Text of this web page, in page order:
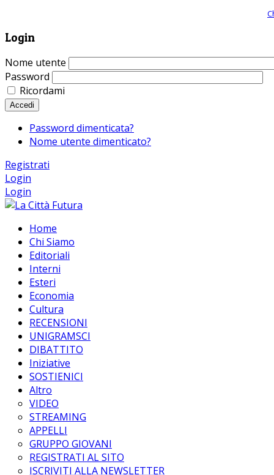
Login
Nome utente
Password
Ricordami
Accedi
Password dimenticata?
Nome utente dimenticato?
Registrati
Login
Login
Home
Chi Siamo
Editoriali
Interni
Esteri
Economia
Cultura
RECENSIONI
UNIGRAMSCI
DIBATTITO
Iniziative
SOSTIENICI
Altro
VIDEO
STREAMING
APPELLI
GRUPPO GIOVANI
REGISTRATI AL SITO
ISCRIVITI ALLA NEWSLETTER